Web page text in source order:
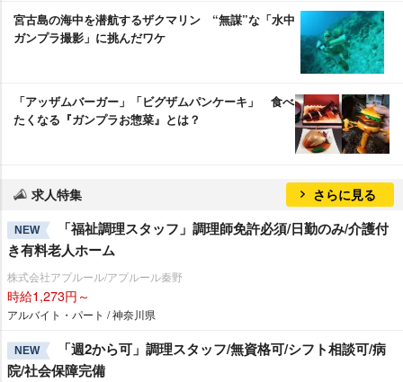
宮古島の海中を潜航するザクマリン “無謀”な「水中
ガンプラ撮影」に挑んだワケ
「アッザムバーガー」「ビグザムパンケーキ」 食べ
たくなる『ガンプラお惣菜』とは？
求人特集 さらに見る
NEW
「福祉調理スタッフ」調理師免許必須/日勤のみ/介護付
き有料老人ホーム
株式会社アプルール/アプルール秦野
時給1,273円～
アルバイト・パート / 神奈川県
NEW
「週2から可」調理スタッフ/無資格可/シフト相談可/病
院/社会保障完備